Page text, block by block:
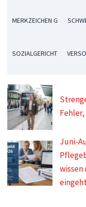
MERKZEICHEN G
SOZIALGERICHT
Juni-
wissen